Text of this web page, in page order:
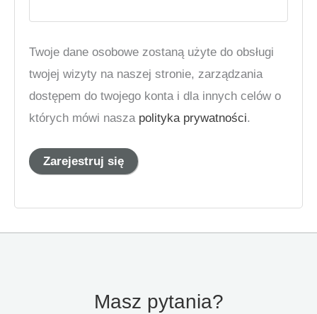
Twoje dane osobowe zostaną użyte do obsługi
twojej wizyty na naszej stronie, zarządzania
dostępem do twojego konta i dla innych celów o
których mówi nasza polityka prywatności.
Zarejestruj się
Masz pytania?